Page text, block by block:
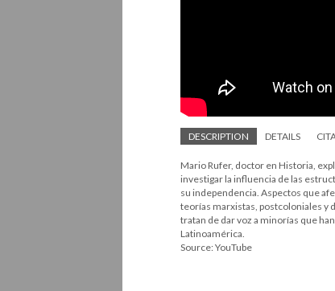
DESCRIPTION DETAILS
Mario Rufer, doctor en Historia,
investigar la influencia de las
su independencia. Aspectos que
teorías marxistas, postcoloniales y
tratan de dar voz a minorías que
Latinoamérica.
Source: YouTube